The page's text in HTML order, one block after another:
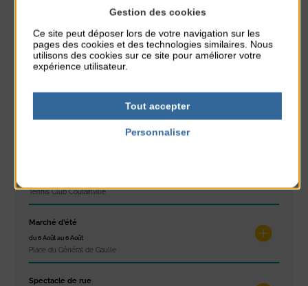
Réveil musculaire
du 3 Août au 7 Août
du 3 Août au 7 Août
Tennis Club Coutainville
Marché d’été
du 6 Août au 6 Août
Place du Général de Gaulle
Spectacle de rue
Gestion des cookies
Ce site peut déposer lors de votre navigation sur les
pages des cookies et des technologies similaires. Nous
utilisons des cookies sur ce site pour améliorer votre
expérience utilisateur.
Tout accepter
Personnaliser